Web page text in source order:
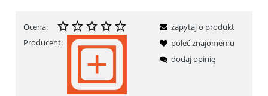
Ocena:
Producent:
zapytaj o produkt
poleć znajomemu
dodaj opinię